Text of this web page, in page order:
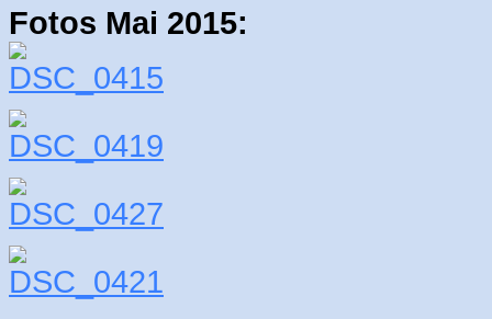
Fotos Mai 2015: